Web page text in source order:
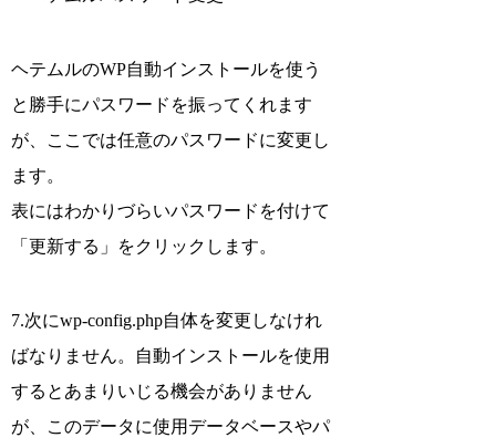
ヘテムルのWP自動インストールを使う
と勝手にパスワードを振ってくれます
が、ここでは任意のパスワードに変更し
ます。
表にはわかりづらいパスワードを付けて
「更新する」をクリックします。
7.次にwp-config.php自体を変更しなけれ
ばなりません。自動インストールを使用
するとあまりいじる機会がありません
が、このデータに使用データベースやパ